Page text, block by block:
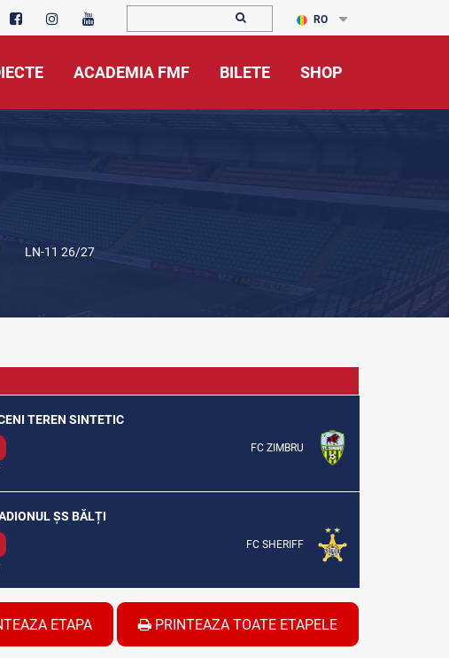
RO
ACADEMIA FMF BILETE SHOP
LN-11 26/27
TEREN SINTETIC
FC ZIMBRU
ȘS BĂLȚI
FC SHERIFF
ETAPA PRINTEAZA TOATE ETAPELE